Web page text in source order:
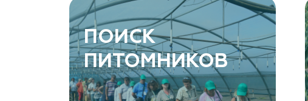
ArtGreen (питомник декоративных
растений, АртГрин)
Ростовская область, Ростов-на-Дону,
Левобережная ул, дом № 37
ПОИСК
ПИТОМНИКОВ